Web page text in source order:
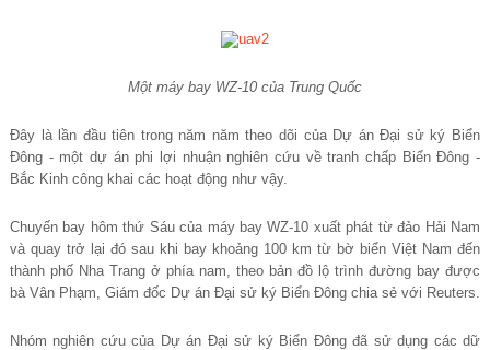
Một máy bay WZ-10 của Trung Quốc
Đây là lần đầu tiên trong năm năm theo dõi của Dự án Đại sử ký Biển
Đông - một dự án phi lợi nhuận nghiên cứu về tranh chấp Biển Đông -
Bắc Kinh công khai các hoạt động như vậy.
Chuyến bay hôm thứ Sáu của máy bay WZ-10 xuất phát từ đảo Hải Nam
và quay trở lại đó sau khi bay khoảng 100 km từ bờ biển Việt Nam đến
thành phố Nha Trang ở phía nam, theo bản đồ lộ trình đường bay được
bà Vân Phạm, Giám đốc Dự án Đại sử ký Biển Đông chia sẻ với Reuters.
Nhóm nghiên cứu của Dự án Đại sử ký Biển Đông đã sử dụng các dữ